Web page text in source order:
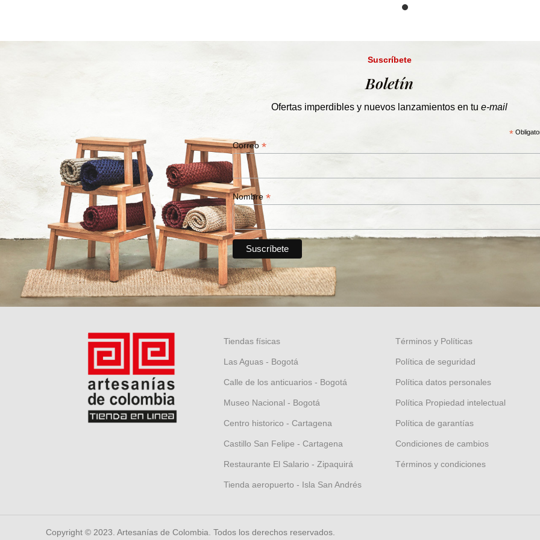
Suscríbete
Boletín
Ofertas imperdibles y nuevos lanzamientos en tu e-mail
*
Correo *
Nombre *
Tiendas físicas
Las Aguas - Bogotá
Calle de los anticuarios - Bogotá
Museo Nacional - Bogotá
Centro historico - Cartagena
Castillo San Felipe - Cartagena
Restaurante El Salario - Zipaquirá
Tienda aeropuerto - Isla San Andrés
Términos y Políticas
Política de seguridad
Política datos personales
Política Propiedad intelectual
Política de garantías
Condiciones de cambios
Términos y condiciones
Copyright © 2023. Artesanías de Colombia. Todos los derechos reservados.